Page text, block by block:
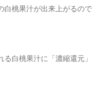
白桃果汁が出来上がるので
白桃果汁に「濃縮還元」